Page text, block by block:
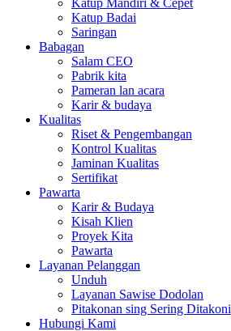
Katup Mandiri & Cepet
Katup Badai
Saringan
Babagan
Salam CEO
Pabrik kita
Pameran lan acara
Karir & budaya
Kualitas
Riset & Pengembangan
Kontrol Kualitas
Jaminan Kualitas
Sertifikat
Pawarta
Karir & Budaya
Kisah Klien
Proyek Kita
Pawarta
Layanan Pelanggan
Unduh
Layanan Sawise Dodolan
Pitakonan sing Sering Ditakoni
Hubungi Kami